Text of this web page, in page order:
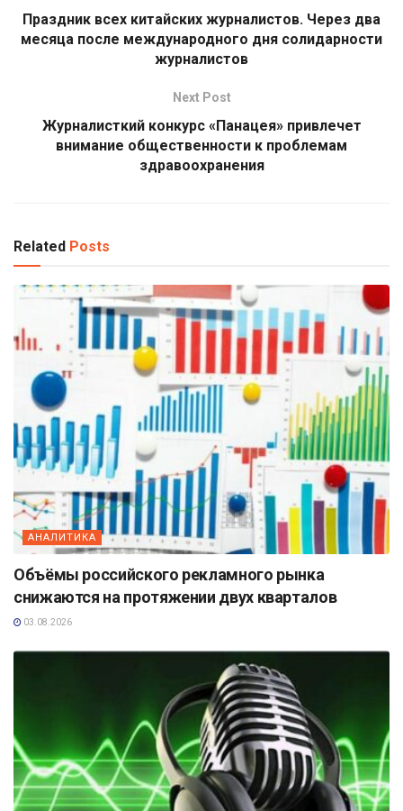
Праздник всех китайских журналистов. Через два
месяца после международного дня солидарности
журналистов
Next Post
Журналисткий конкурс «Панацея» привлечет
внимание общественности к проблемам
здравоохранения
Related Posts
АНАЛИТИКА
Объёмы российского рекламного рынка
снижаются на протяжении двух кварталов
03.08.2026